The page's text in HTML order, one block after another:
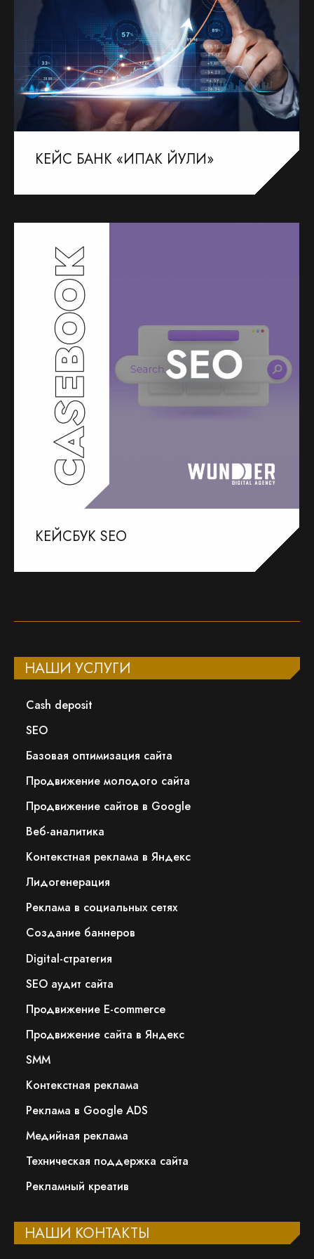
КЕЙС БАНК «ИПАК ЙУЛИ»
КЕЙСБУК SEO
НАШИ УСЛУГИ
Сash deposit
SEO
Базовая оптимизация сайта
Продвижение молодого сайта
Продвижение сайтов в Google
Веб-аналитика
Контекстная реклама в Яндекс
Лидогенерация
Реклама в социальных сетях
Создание баннеров
Digital-стратегия
SEO аудит сайта
Продвижение E-commerce
Продвижение сайта в Яндекс
SMM
Контекстная реклама
Реклама в Google ADS
Медийная реклама
Техническая поддержка сайта
Рекламный креатив
НАШИ КОНТАКТЫ